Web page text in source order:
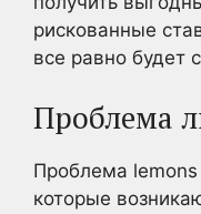
рискованные
все равно будет
Проблема
Проблема lemons
которые